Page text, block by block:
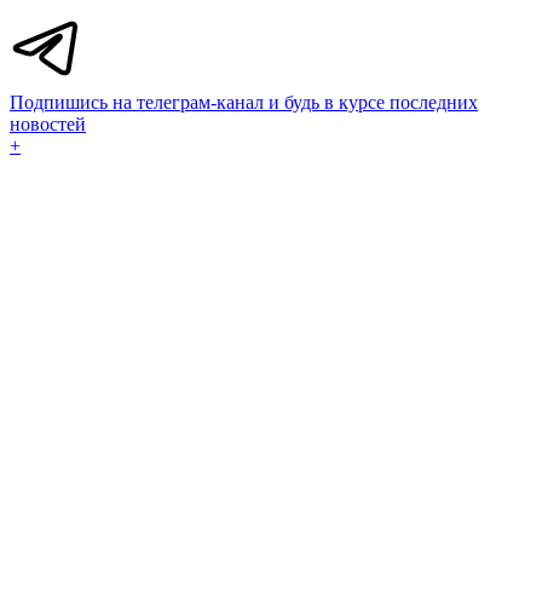
Подпишись на телеграм-канал и будь в курсе последних
новостей
+